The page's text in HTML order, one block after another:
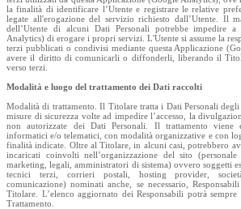
la finalità di identificare l’Utente e registrare le relative
legate all'erogazione del servizio richiesto dall’Utente. Il
dell’Utente di alcuni Dati Personali potrebbe impedire a
Analytics) di erogare i propri servizi. L'Utente si assume la
terzi pubblicati o condivisi mediante questa Applicazione
avere il diritto di comunicarli o diffonderli, liberando il
verso terzi.
Modalità e luogo del trattamento dei Dati raccolti
Modalità di trattamento. Il Titolare tratta i Dati Personali
misure di sicurezza volte ad impedire l’accesso, la
non autorizzate dei Dati Personali. Il trattamento viene
informatici e/o telematici, con modalità organizzative e con
finalità indicate. Oltre al Titolare, in alcuni casi, potrebbero
incaricati coinvolti nell’organizzazione del sito (personale
marketing, legali, amministratori di sistema) ovvero soggetti
tecnici terzi, corrieri postali, hosting provider,
comunicazione) nominati anche, se necessario,
Titolare. L’elenco aggiornato dei Responsabili potrà
Trattamento.